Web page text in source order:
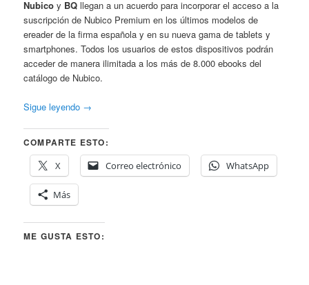
Nubico y BQ llegan a un acuerdo para incorporar el acceso a la
suscripción de Nubico Premium en los últimos modelos de
ereader de la firma española y en su nueva gama de tablets y
smartphones. Todos los usuarios de estos dispositivos podrán
acceder de manera ilimitada a los más de 8.000 ebooks del
catálogo de Nubico.
Sigue leyendo →
COMPARTE ESTO:
X
Correo electrónico WhatsApp
Más
ME GUSTA ESTO: